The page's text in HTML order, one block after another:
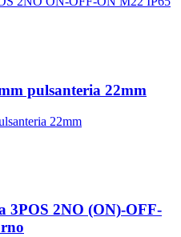
pulsanteria 22mm
3POS 2NO (ON)-OFF-